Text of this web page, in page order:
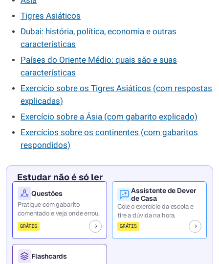
Tigres Asiáticos
Dubai: história, política, economia e outras
características
Países do Oriente Médio: quais são e suas
características
Exercício sobre os Tigres Asiáticos (com respostas
explicadas)
Exercício sobre a Ásia (com gabarito explicado)
Exercícios sobre os continentes (com gabaritos
respondidos)
Estudar não é só ler
Questões
Pratique com gabarito
comentado e veja onde errou.
GRÁTIS
Assistente de Dever
de Casa
Cole o exercício da escola e
tire a dúvida na hora.
GRÁTIS
Flashcards